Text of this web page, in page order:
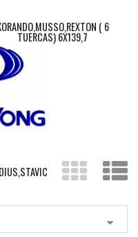
( 6
TUERCAS) 6X139,7